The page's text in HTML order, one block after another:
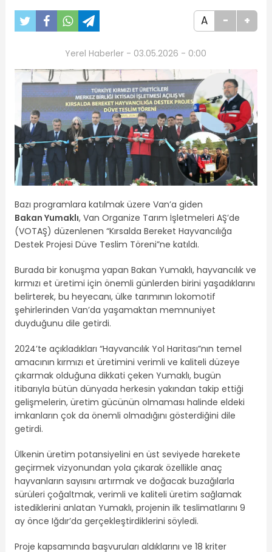
A - +
Yerel Haberler - 03.05.2026 - 0:00
Bazı programlara katılmak üzere Van’a giden
Bakan Yumaklı, Van Organize Tarım İşletmeleri AŞ’de
(VOTAŞ) düzenlenen “Kırsalda Bereket Hayvancılığa
Destek Projesi Düve Teslim Töreni”ne katıldı.
Burada bir konuşma yapan Bakan Yumaklı, hayvancılık ve
kırmızı et üretimi için önemli günlerden birini yaşadıklarını
belirterek, bu heyecanı, ülke tarımının lokomotif
şehirlerinden Van’da yaşamaktan memnuniyet
duyduğunu dile getirdi.
2024’te açıkladıkları “Hayvancılık Yol Haritası”nın temel
amacının kırmızı et üretimini verimli ve kaliteli düzeye
çıkarmak olduğuna dikkati çeken Yumaklı, bugün
itibarıyla bütün dünyada herkesin yakından takip ettiği
gelişmelerin, üretim gücünün olmaması halinde eldeki
imkanların çok da önemli olmadığını gösterdiğini dile
getirdi.
Ülkenin üretim potansiyelini en üst seviyede harekete
geçirmek vizyonundan yola çıkarak özellikle anaç
hayvanların sayısını artırmak ve doğacak buzağılarla
sürüleri çoğaltmak, verimli ve kaliteli üretim sağlamak
istediklerini anlatan Yumaklı, projenin ilk teslimatlarını 9
ay önce Iğdır’da gerçekleştirdiklerini söyledi.
Proje kapsamında başvuruları aldıklarını ve 18 kriter